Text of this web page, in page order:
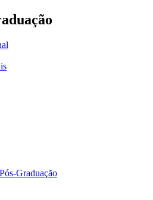
Graduação